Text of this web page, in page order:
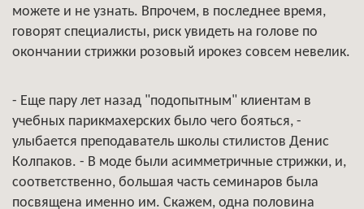
можете и не узнать. Впрочем, в последнее время,
говорят специалисты, риск увидеть на голове по
окончании стрижки розовый ирокез совсем невелик.
- Еще пару лет назад "подопытным" клиентам в
учебных парикмахерских было чего бояться, -
улыбается преподаватель школы стилистов Денис
Колпаков. - В моде были асимметричные стрижки, и,
соответственно, большая часть семинаров была
посвящена именно им. Скажем, одна половина